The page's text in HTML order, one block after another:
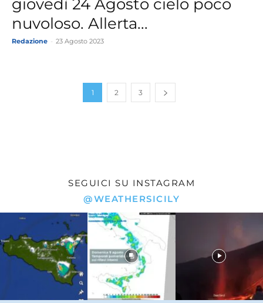
giovedì 24 Agosto cielo poco
nuvoloso. Allerta...
Redazione 23 Agosto 2023
1 2 3
SEGUICI SU INSTAGRAM
@WEATHERSICILY